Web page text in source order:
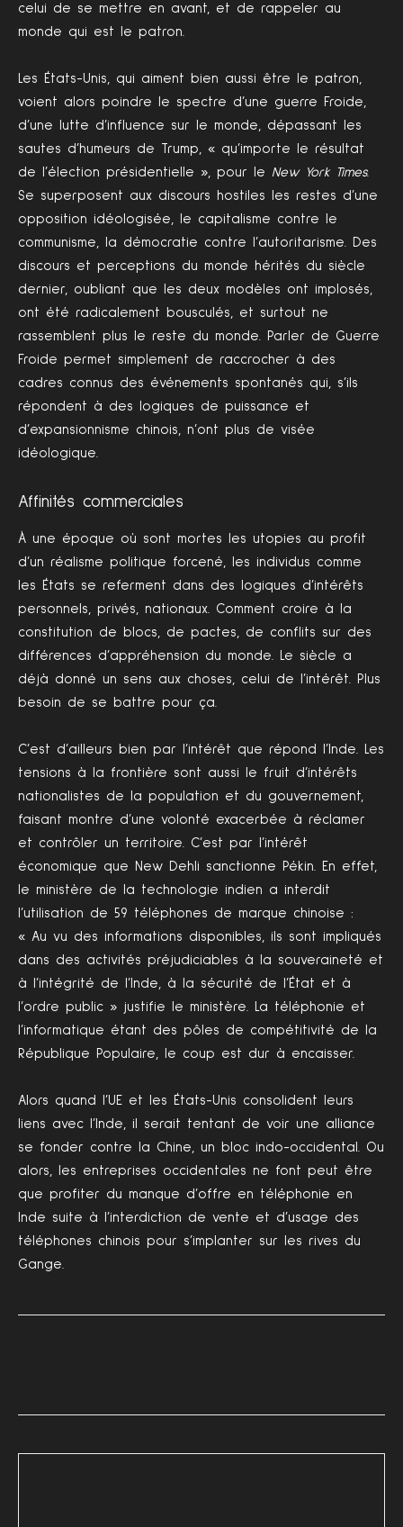
celui de se mettre en avant, et de rappeler au
monde qui est le patron.
Les États-Unis, qui aiment bien aussi être le patron,
voient alors poindre le spectre d’une guerre Froide,
d’une lutte d’influence sur le monde, dépassant les
sautes d’humeurs de Trump, « qu’importe le résultat
de l’élection présidentielle », pour le New York Times.
Se superposent aux discours hostiles les restes d’une
opposition idéologisée, le capitalisme contre le
communisme, la démocratie contre l’autoritarisme. Des
discours et perceptions du monde hérités du siècle
dernier, oubliant que les deux modèles ont implosés,
ont été radicalement bousculés, et surtout ne
rassemblent plus le reste du monde. Parler de Guerre
Froide permet simplement de raccrocher à des
cadres connus des événements spontanés qui, s’ils
répondent à des logiques de puissance et
d’expansionnisme chinois, n’ont plus de visée
idéologique.
Affinités commerciales
À une époque où sont mortes les utopies au profit
d’un réalisme politique forcené, les individus comme
les États se referment dans des logiques d’intérêts
personnels, privés, nationaux. Comment croire à la
constitution de blocs, de pactes, de conflits sur des
différences d’appréhension du monde. Le siècle a
déjà donné un sens aux choses, celui de l’intérêt. Plus
besoin de se battre pour ça.
C’est d’ailleurs bien par l’intérêt que répond l’Inde. Les
tensions à la frontière sont aussi le fruit d’intérêts
nationalistes de la population et du gouvernement,
faisant montre d’une volonté exacerbée à réclamer
et contrôler un territoire. C’est par l’intérêt
économique que New Dehli sanctionne Pékin. En effet,
le ministère de la technologie indien a interdit
l’utilisation de 59 téléphones de marque chinoise :
« Au vu des informations disponibles, ils sont impliqués
dans des activités préjudiciables à la souveraineté et
à l’intégrité de l’Inde, à la sécurité de l’État et à
l’ordre public » justifie le ministère. La téléphonie et
l’informatique étant des pôles de compétitivité de la
République Populaire, le coup est dur à encaisser.
Alors quand l’UE et les États-Unis consolident leurs
liens avec l’Inde, il serait tentant de voir une alliance
se fonder contre la Chine, un bloc indo-occidental. Ou
alors, les entreprises occidentales ne font peut être
que profiter du manque d’offre en téléphonie en
Inde suite à l’interdiction de vente et d’usage des
téléphones chinois pour s’implanter sur les rives du
Gange.